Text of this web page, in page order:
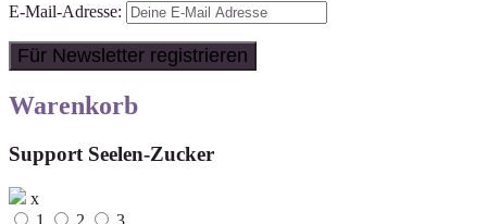
E-Mail-Adresse:
Warenkorb
Support Seelen-Zucker
x
1
2 3